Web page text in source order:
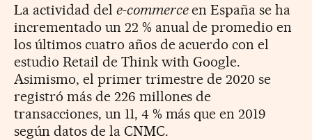
La actividad del e-commerceen España se ha
incrementado un 22 % anual de promedio en
los últimos cuatro años de acuerdo con el
estudio Retail de Think with Google.
Asimismo, el primer trimestre de 2020 se
registró más de 226 millones de
transacciones, un 11, 4 % más que en 2019
según datos de la CNMC.